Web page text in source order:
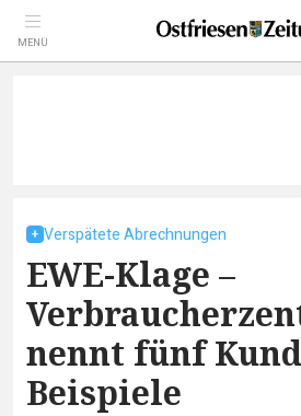
MENÜ
Verspätete Abrechnungen
EWE-Klage –
nennt fünf
Beispiele